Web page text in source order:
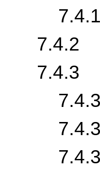
7.4.1.5
7.4.2
7.4.3
7.4.3.1
7.4.3.2